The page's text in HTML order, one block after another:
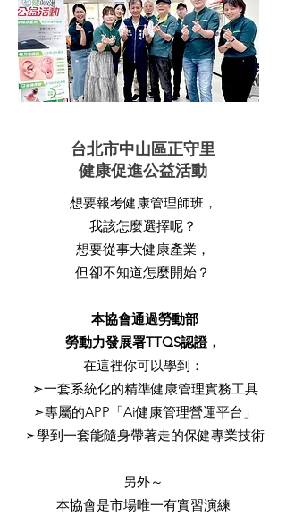
台北市中山區正守里
健康促進公益活動
想要報考健康管理師班，
我該怎麼選擇呢？
想要從事大健康產業，
但卻不知道怎麼開始？
本協會通過勞動部
勞動力發展署TTQS認證，
在這裡你可以學到：
➣一套系統化的精準健康管理實務工具
➣專屬的APP「Ai健康管理營運平台」
➣學到一套能隨身帶著走的保健專業技術
另外～
本協會是市場唯一有實習演練